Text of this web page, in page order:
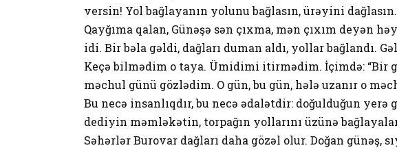
versin! Yol bağlayanın yolunu bağlasın, ürəyini
Qayğıma qalan, Günəşə sən çıxma, mən çıxım deyən
idi. Bir bəla gəldi, dağları duman aldı, yollar bağlandı.
Keçə bilmədim o taya. Ümidimi itirmədim. İçimdə: “Bir
məchul günü gözlədim. O gün, bu gün, hələ uzanır o
Bu necə insanlıqdır, bu necə ədalətdir: doğulduğun yerə
dediyin məmləkətin, torpağın yollarını üzünə
Səhərlər Burovar dağları daha gözəl olur. Doğan günəş,